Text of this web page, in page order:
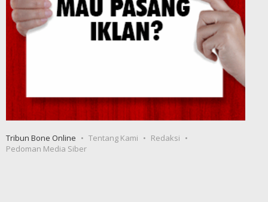
Tribun Bone Online Tentang Kami
Redaksi
Pedoman Media Siber